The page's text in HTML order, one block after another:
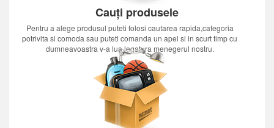
Cauți produsele
Pentru a alege produsul puteti folosi cautarea rapida,categoria
potrivita si comoda sau puteti comanda un apel si in scurt timp cu
dumneavoastra v-a lua legatura menegerul nostru.